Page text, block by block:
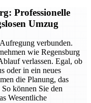
Professionelle
Umzug
verbunden.
wie Regensburg
verlassen. Egal, ob
oder in ein neues
die Planung, das
können Sie den
Wesentliche